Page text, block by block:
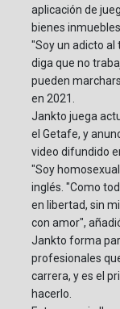
aplicación de
bienes
"Soy un adicto al
diga que no
pueden
en 2021.
Jankto juega
el Getafe, y
video difundido
"Soy
inglés. "Como
en libertad, sin
con amor",
Jankto forma
profesionales
carrera, y es el
hacerlo.